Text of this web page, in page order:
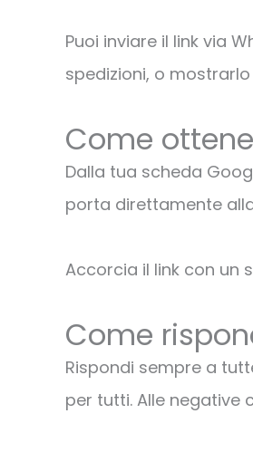
Puoi inviare il link via
spedizioni, o
Come
Dalla tua scheda
porta direttamente
Accorcia il link con un
Come
Rispondi sempre a
per tutti. Alle negative